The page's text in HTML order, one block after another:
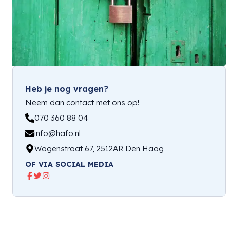
Heb je nog vragen?
Neem dan contact met ons op!
070 360 88 04
info@hafo.nl
Wagenstraat 67, 2512AR Den Haag
OF VIA SOCIAL MEDIA